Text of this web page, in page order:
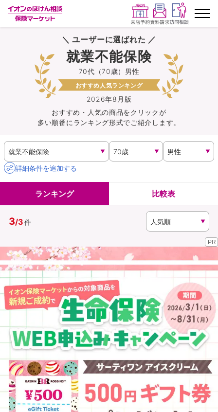
ランキングから探す
保険を比較する
保険会社から探す
イオンカード会員さま専用保険
キャンペーン一覧
イオングループ従業員さま向け
資料請求
（無料）
訪問相談
イオンカード会員さま専用保険
＼ ユーザーに選ばれた ／
2026年8月版
70代（70歳）男性
就業不能保険
おすすめ人気ランキング
おすすめ・人気の商品をクリックが
多い順番にランキング形式でご紹介します。
詳細条件を追加する
ランキング 比較表
3/3件
PR